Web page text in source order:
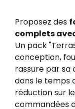
Proposez des
complets
Un pack
conception,
rassure par sa
dans le temps
réduction sur
commandées